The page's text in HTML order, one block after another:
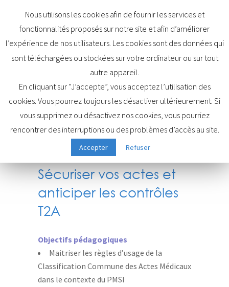
Nomenclature CCAM –
Sécuriser vos actes et
anticiper les contrôles
T2A
Nomenclature CCAM –
Sécuriser vos actes et
anticiper les contrôles
T2A
Objectifs pédagogiques
Maitriser les règles d’usage de la
Classification Commune des Actes Médicaux
dans le contexte du PMSI
Nous utilisons les cookies afin de fournir les services et
fonctionnalités proposés sur notre site et afin d’améliorer
l’expérience de nos utilisateurs. Les cookies sont des données qui
sont téléchargées ou stockées sur votre ordinateur ou sur tout
autre appareil.
En cliquant sur ”J’accepte”, vous acceptez l’utilisation des
cookies. Vous pourrez toujours les désactiver ultérieurement. Si
vous supprimez ou désactivez nos cookies, vous pourriez
rencontrer des interruptions ou des problèmes d’accès au site.
Accepter Refuser